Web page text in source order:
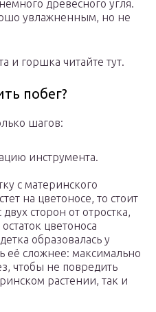
древесного угля.
увлажненным, но не
и горшка читайте тут.
побег?
шагов:
инструмента.
с материнского
на цветоносе, то стоит
сторон от отростка,
цветоноса
образовалась у
её сложнее: максимально
чтобы не повредить
растении, так и